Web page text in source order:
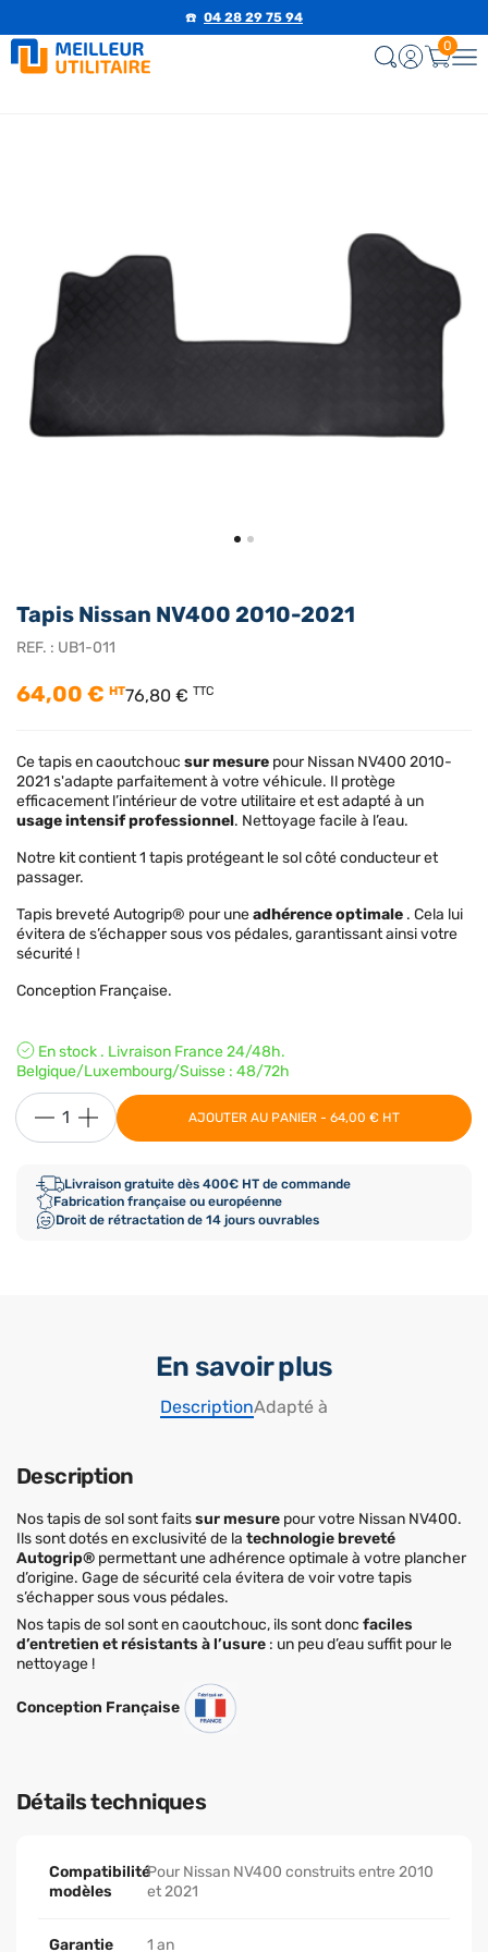
Tapis Nissan NV400 2010-2021
REF. : UB1-011
64,00 € HT76,80 € TTC
Ce tapis en caoutchouc sur mesure pour Nissan NV400 2010-
2021 s'adapte parfaitement à votre véhicule. Il protège
efficacement l’intérieur de votre utilitaire et est adapté à un
usage intensif professionnel. Nettoyage facile à l’eau.
Notre kit contient 1 tapis protégeant le sol côté conducteur et
passager.
Tapis breveté Autogrip® pour uneadhérence optimale . Cela lui
évitera de s’échapper sous vos pédales, garantissant ainsi votre
sécurité !
Conception Française.
En stock . Livraison France 24/48h.
Belgique/Luxembourg/Suisse : 48/72h
AJOUTER AU PANIER - 64,00 € HT
Livraison gratuite dès 400€ HT de commande
Fabrication française ou européenne
Droit de rétractation de 14 jours ouvrables
En savoir plus
DescriptionAdapté à
Description
Nos tapis de sol sont faitssur mesure pour votre Nissan NV400.
Ils sont dotés en exclusivité de la technologie breveté
Autogrip® permettant une adhérence optimale à votre plancher
d’origine. Gage de sécurité cela évitera de voir votre tapis
s’échapper sous vous pédales.
Nos tapis de sol sont en caoutchouc, ils sont donc faciles
d’entretien et résistants à l’usure : un peu d’eau suffit pour le
nettoyage !
Conception Française
Détails techniques
Compatibilité
modèles
Pour Nissan NV400 construits entre 2010
et 2021
Garantie 1 an
☎️ 04 28 29 75 94
0